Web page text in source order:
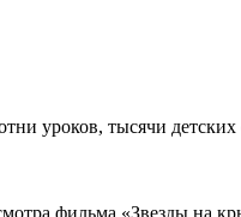
уроков, тысячи детских